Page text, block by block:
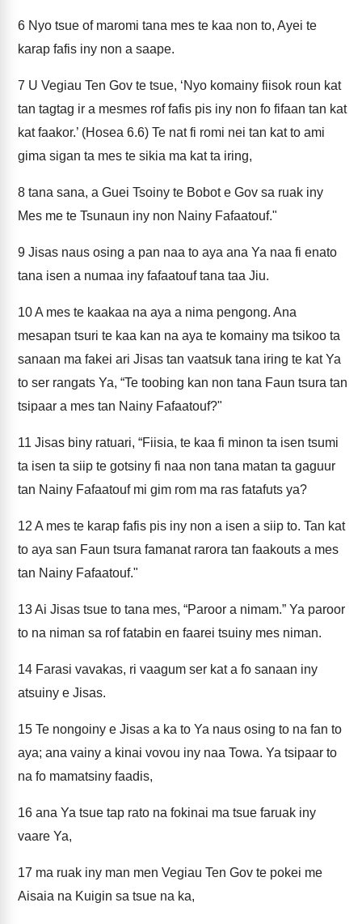
6 Nyo tsue of maromi tana mes te kaa non to, Ayei te
karap fafis iny non a saape.
7 U Vegiau Ten Gov te tsue, ‘Nyo komainy fiisok roun kat
tan tagtag ir a mesmes rof fafis pis iny non fo fifaan tan kat
kat faakor.’ (Hosea 6.6) Te nat fi romi nei tan kat to ami
gima sigan ta mes te sikia ma kat ta iring,
8 tana sana, a Guei Tsoiny te Bobot e Gov sa ruak iny
Mes me te Tsunaun iny non Nainy Fafaatouf."
9 Jisas naus osing a pan naa to aya ana Ya naa fi enato
tana isen a numaa iny fafaatouf tana taa Jiu.
10A mes te kaakaa na aya a nima pengong. Ana
mesapan tsuri te kaa kan na aya te komainy ma tsikoo ta
sanaan ma fakei ari Jisas tan vaatsuk tana iring te kat Ya
to ser rangats Ya, “Te toobing kan non tana Faun tsura tan
tsipaar a mes tan Nainy Fafaatouf?"
11 Jisas biny ratuari, “Fiisia, te kaa fi minon ta isen tsumi
ta isen ta siip te gotsiny fi naa non tana matan ta gaguur
tan Nainy Fafaatouf mi gim rom ma ras fatafuts ya?
12 A mes te karap fafis pis iny non a isen a siip to. Tan kat
to aya san Faun tsura famanat rarora tan faakouts a mes
tan Nainy Fafaatouf."
13Ai Jisas tsue to tana mes, “Paroor a nimam.” Ya paroor
to na niman sa rof fatabin en faarei tsuiny mes niman.
14 Farasi vavakas, ri vaagum ser kat a fo sanaan iny
atsuiny e Jisas.
15 Te nongoiny e Jisas a ka to Ya naus osing to na fan to
aya; ana vainy a kinai vovou iny naa Towa. Ya tsipaar to
na fo mamatsiny faadis,
16 ana Ya tsue tap rato na fokinai ma tsue faruak iny
vaare Ya,
17 ma ruak iny man men Vegiau Ten Gov te pokei me
Aisaia na Kuigin sa tsue na ka,